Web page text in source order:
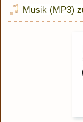
Musik (MP3)